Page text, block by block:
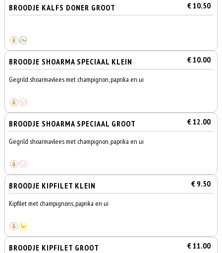
BROODJE KALFS DONER GROOT € 10.50
BROODJE SHOARMA SPECIAAL KLEIN € 10.00
Gegrild shoarmavlees met champignon, paprika en ui
BROODJE SHOARMA SPECIAAL GROOT € 12.00
Gegrild shoarmavlees met champignon, paprika en ui
BROODJE KIPFILET KLEIN € 9.50
Kipfilet met champignons, paprika en ui
BROODJE KIPFILET GROOT € 11.00